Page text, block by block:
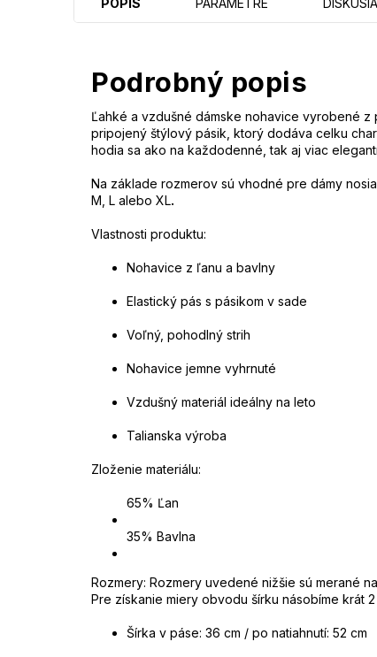
POPIS PARAMETRE DISKUSIA
Podrobný popis
Ľahké a vzdušné dámske nohavice vyrobené
pripojený štýlový pásik, ktorý dodáva celku
hodia sa ako na každodenné, tak aj viac
Na základe rozmerov sú vhodné pre dámy
M, L alebo XL.
Vlastnosti produktu:
Nohavice z ľanu a bavlny
Elastický pás s pásikom v sade
Voľný, pohodlný strih
Nohavice jemne vyhrnuté
Vzdušný materiál ideálny na leto
Talianska výroba
Zloženie materiálu:
65% Ľan
35% Bavlna
Rozmery: Rozmery uvedené nižšie sú merané
Pre získanie miery obvodu šírku násobíme krát 2
Šírka v páse: 36 cm / po natiahnutí: 52 cm